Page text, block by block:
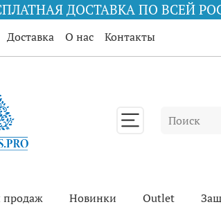
ДОСТАВКА ПО ВСЕЙ РОССИИ
Доставка О нас Контакты
Новинки Outlet